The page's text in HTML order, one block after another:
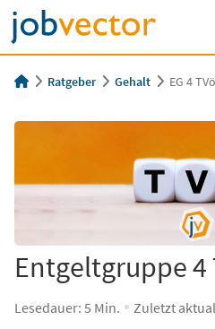
Ratgeber Gehalt EG 4
Entgeltgruppe 4
Lesedauer: 5 Min. Zuletzt